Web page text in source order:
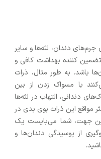
دندان، لثه‌ها و سایر
کننده بهداشت کافی و
باشد. به طور مثال، ذرات
با مسواک زدن از بین
دندانی، التهاب در لثه‌ها
این ذرات بوی بدی در
جهت، شما می‌بایست یک
از پوسیدگی دندان‌ها و